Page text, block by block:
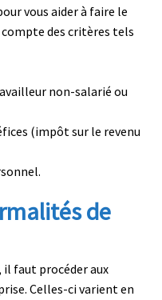
vous aider à faire le
des critères tels
non-salarié ou
(impôt sur le revenu
de
faut procéder aux
Celles-ci varient en